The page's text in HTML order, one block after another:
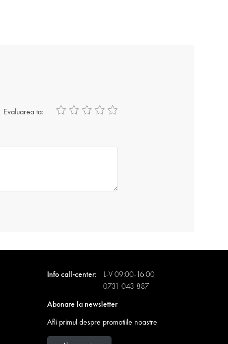
Evaluarea ta:
Info call-center:
L-V 09:00-16:00
0731 043 887
Abonare la newsletter
Afli primul despre promotiile noastre